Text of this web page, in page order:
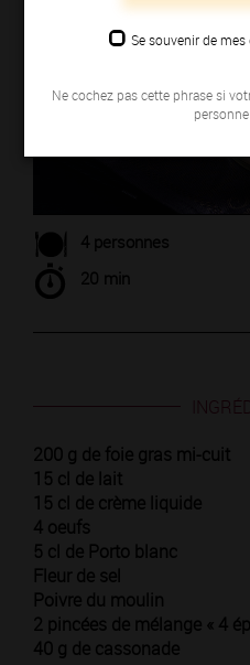
Se souvenir de mes
Ne cochez pas cette phrase si
4 personnes
20 min
200 g de foie gras mi-cuit
15 cl de lait
15 cl de crème liquide
4 oeufs
5 cl de Porto blanc
Fleur de sel
Poivre du moulin
2 pincées de mélange « 4
40 g de cassonade